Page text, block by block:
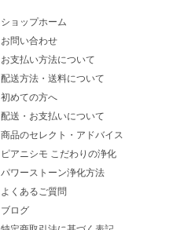
ショップホーム
お問い合わせ
お支払い方法について
配送方法・送料について
初めての方へ
配送・お支払いについて
商品のセレクト・アドバイス
ピアニシモ こだわりの浄化
パワーストーン浄化方法
よくあるご質問
ブログ